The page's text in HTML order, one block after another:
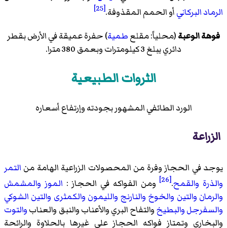
الرماد البركانيأو الحمم المقذوفة.[25]
فوهة الوعبة(محلياً: مقلعطمية) حفرة عميقة في الأرض بقطر
دائري يبلغ 3 كيلومترات وبعمق 380 مترا.
الثروات الطبيعية
الورد الطائفي المشهور بجودته وإرتفاع أسعاره
الزراعة
يوجد في الحجاز وفرة من المحصولات الزراعية الهامة من التمر
والذرة والقمح.
[26] ومن الفواكه في الحجاز : الموز والمشمش
والرمان والتين والخوخ والنارنج والليمون والكمثرى والتين الشوكي
والسفرجلوالبطيخوالتفاح البري والأعناب والنبق والعنابوالتوت
والبخاري وتمتاز فواكه الحجاز على غيرها بالحلاوة والرائحة